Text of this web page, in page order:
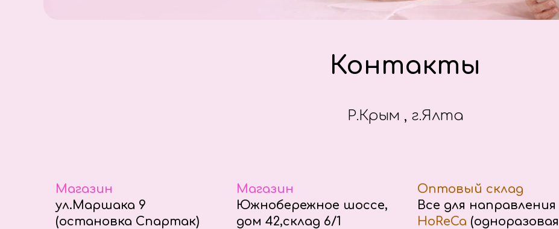
Контакты
Р.Крым , г.Ялта
Магазин
ул.Маршака 9
(остановка Спартак)
Магазин
Южнобережное шоссе,
дом 42,склад 6/1
Оптовый склад
Все для направления
HoReCa (одноразовая